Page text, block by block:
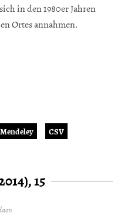
in den 1980er Jahren
Ortes annahmen.
Mendeley CSV
15